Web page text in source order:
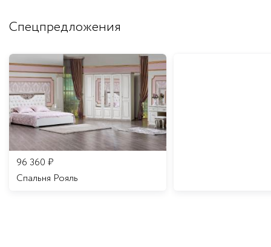
Спецпредложения
96 360 ₽
Спальня Рояль